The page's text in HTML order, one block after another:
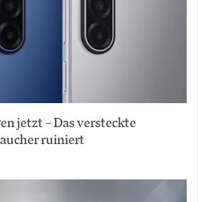
jetzt – Das versteckte
ruiniert